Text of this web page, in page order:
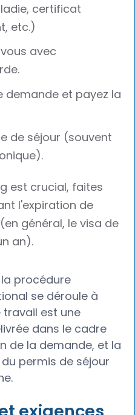
certificat
etc.)
avec
demande et payez la
de séjour (souvent
est crucial, faites
l'expiration de
général, le visa de
an).
procédure
se déroule à
travail est une
dans le cadre
de la demande, et la
permis de séjour